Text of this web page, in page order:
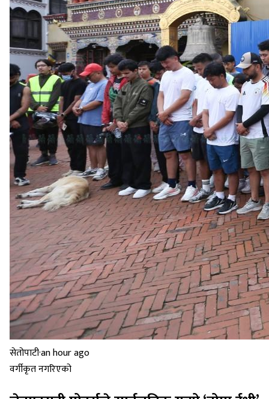
सेतोपाटी·an hour ago
वर्गीकृत नगरिएको